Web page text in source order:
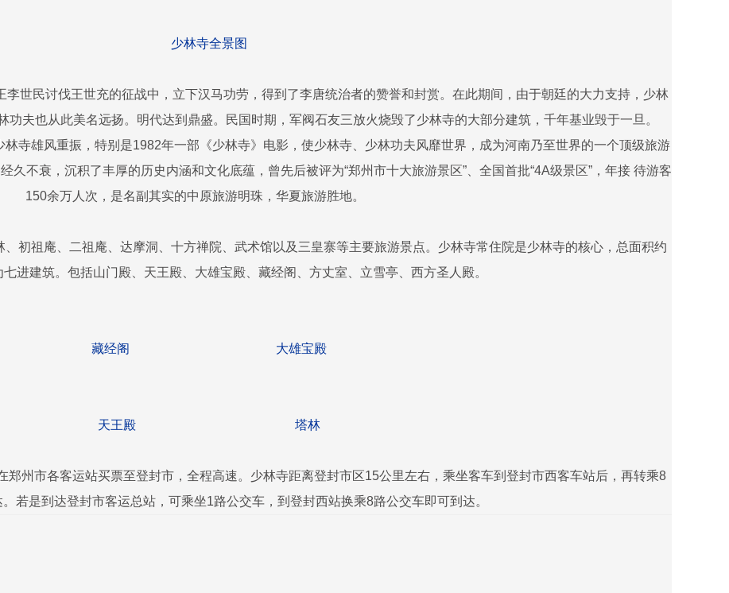
少林寺全景图
李世民讨伐王世充的征战中，立下汉马功劳，得到了李唐统治者的赞誉和封赏。在此期间，由于朝廷的大力支持，少林
功夫也从此美名远扬。明代达到鼎盛。民国时期，军阀石友三放火烧毁了少林寺的大部分建筑，千年基业毁于一旦。
寺雄风重振，特别是1982年一部《少林寺》电影，使少林寺、少林功夫风靡世界，成为河南乃至世界的一个顶级旅游
久不衰，沉积了丰厚的历史内涵和文化底蕴，曾先后被评为“郑州市十大旅游景区”、全国首批“4A级景区”，年接 待游客
150余万人次，是名副其实的中原旅游明珠，华夏旅游胜地。
初祖庵、二祖庵、达摩洞、十方禅院、武术馆以及三皇寨等主要旅游景点。少林寺常住院是少林寺的核心，总面积约
进建筑。包括山门殿、天王殿、大雄宝殿、藏经阁、方丈室、立雪亭、西方圣人殿。
藏经阁 大雄宝殿
天王殿 塔林
郑州市各客运站买票至登封市，全程高速。少林寺距离登封市区15公里左右，乘坐客车到登封市西客车站后，再转乘8
若是到达登封市客运总站，可乘坐1路公交车，到登封西站换乘8路公交车即可到达。